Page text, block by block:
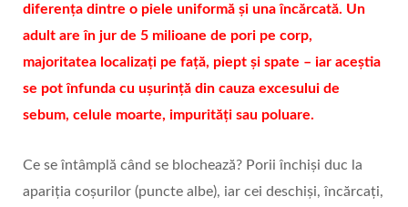
diferența dintre o piele uniformă și una încărcată. Un
adult are în jur de 5 milioane de pori pe corp,
majoritatea localizați pe față, piept și spate – iar aceștia
se pot înfunda cu ușurință din cauza excesului de
sebum, celule moarte, impurități sau poluare.
Ce se întâmplă când se blochează? Porii închiși duc la
apariția coșurilor (puncte albe), iar cei deschiși, încărcați,